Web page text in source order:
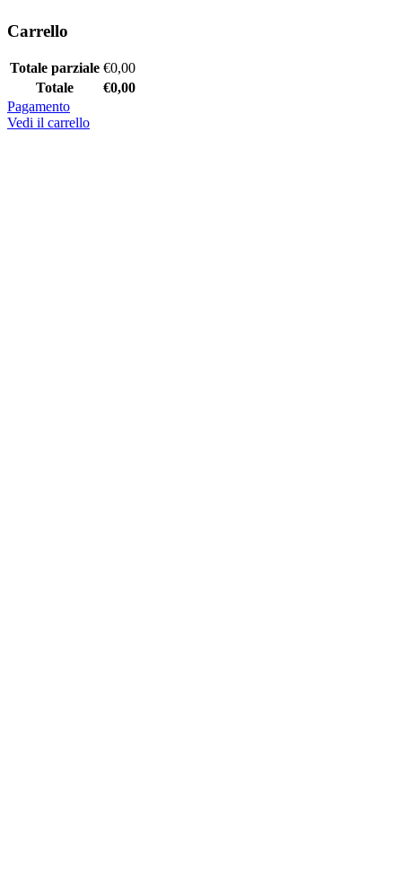
Carrello
Totale parziale €0,00
Totale
€0,00
Pagamento
Vedi il carrello